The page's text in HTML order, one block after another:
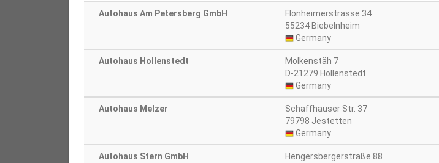
Autohaus Am Petersberg GmbH
Flonheimerstrasse 34
55234 Biebelnheim
Germany
Autohaus Hollenstedt
Molkenstäh 7
D-21279 Hollenstedt
Germany
Autohaus Melzer
Schaffhauser Str. 37
79798 Jestetten
Germany
Autohaus Stern GmbH
Hengersbergerstraße 88